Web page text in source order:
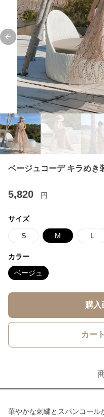
Previous slide
ベージュコーデ キラめき
5,820 円
サイズ
S M L
カラー
ベージュ
購入
カー
華やかな刺繍とスパンコール